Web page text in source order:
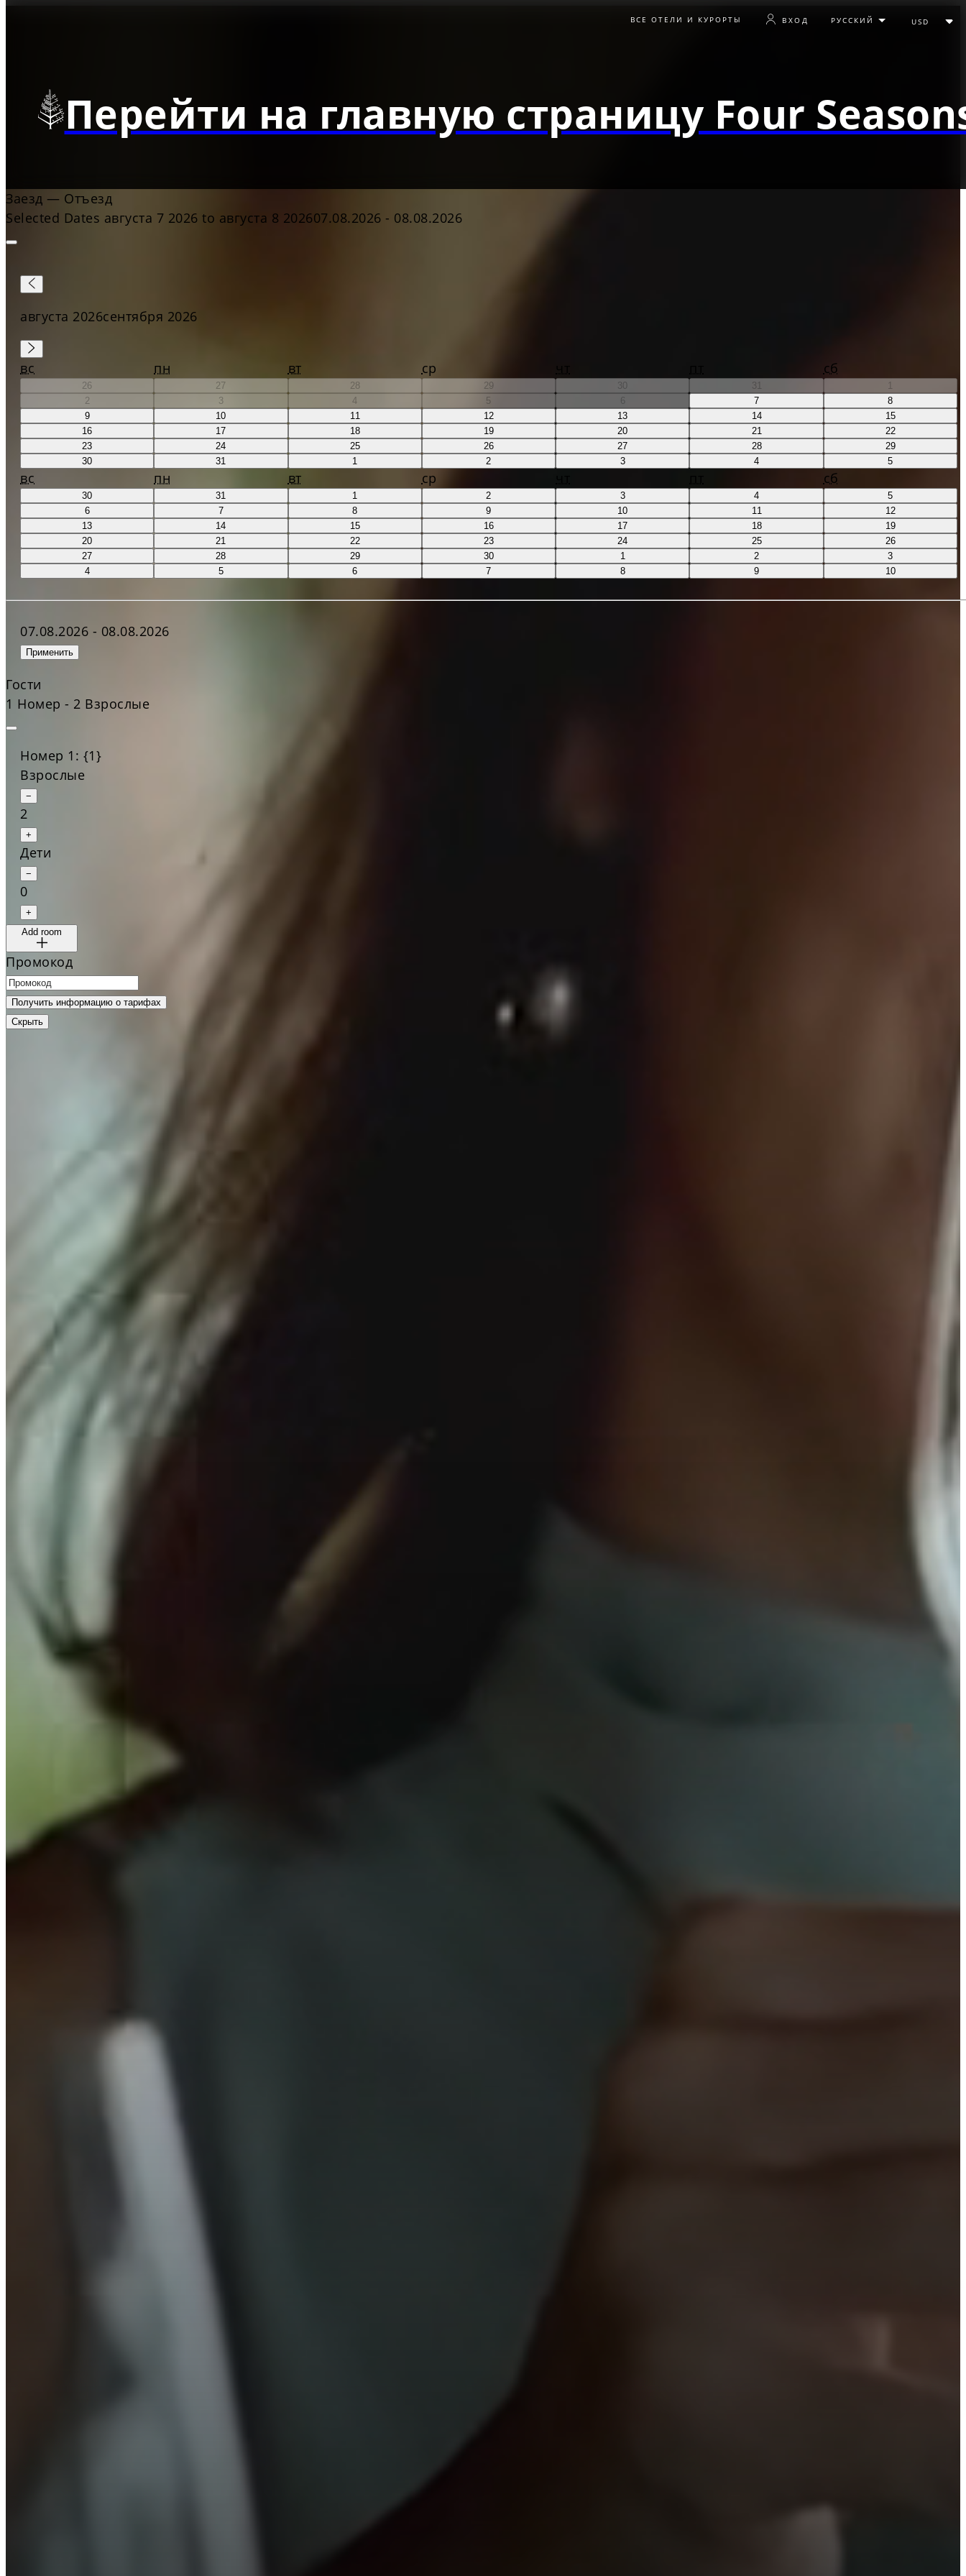
ВСЕ ОТЕЛИ И КУРОРТЫ ВХОД
Перейти на главную страницу Four
Заезд — Отъезд
Selected Dates августа 7 2026 to августа 8 202607.08.2026 - 08.08.2026
августа 2026сентября 2026
вс пн вт ср сб
26 27 28 29 30 31
1
2
3 4 5 6 7
8
9
10 11 12 13 14
15
16
17 18 19 20 21
22
23
24 25 26 27 28
29
30
31 1 2 3 4 5
вс пн вт ср сб
30 31 1 2 3 4
5
6
7 8 9 10 11
12
13
14 15 16 17 18
19
20
21 22 23 24 25
26
27
28 29 30 1 2
3
4
5 6 7 8 9 10
07.08.2026 - 08.08.2026
Применить
Гости
1 Номер - 2 Взрослые
Номер 1: {1}
Взрослые
−
2
+
Дети
−
0
+
Add room
Промокод
Получить информацию о тарифах
Скрыть